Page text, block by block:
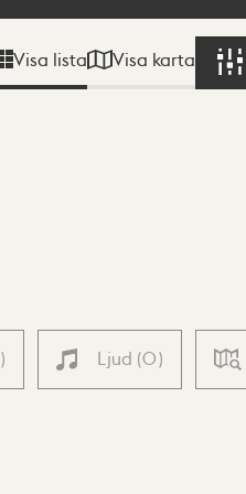
Visa lista Visa karta
) Ljud (0)